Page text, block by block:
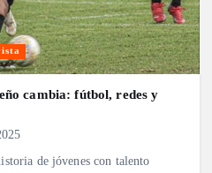
cambia: fútbol, redes y
de jóvenes con talento